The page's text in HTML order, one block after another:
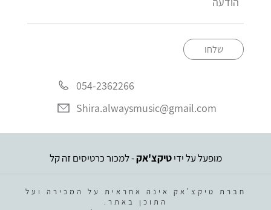
שלחו
054-2362266
Shira.alwaysmusic@gmail.com
מופעל על ידיטיקצ'אק- למכור כרטיסים זה קל
חברת טיקצ'אק אינה אחראית על המכירה ועל
התוכן באתר.